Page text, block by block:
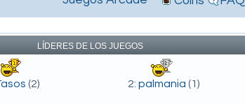
LÍDERES DE LOS JUEGOS
(2) 2:palmania (1)